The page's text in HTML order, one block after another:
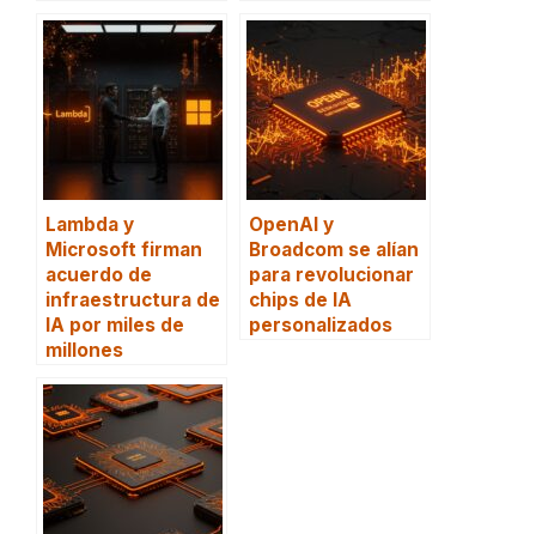
Lambda y
Microsoft firman
acuerdo de
infraestructura de
IA por miles de
millones
OpenAI y
Broadcom se alían
para revolucionar
chips de IA
personalizados